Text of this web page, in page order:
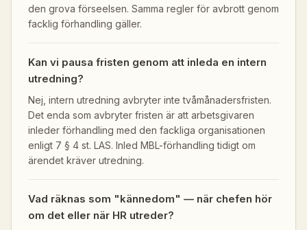
den grova förseelsen. Samma regler för avbrott genom
facklig förhandling gäller.
Kan vi pausa fristen genom att inleda en intern
utredning?
Nej, intern utredning avbryter inte tvåmånadersfristen.
Det enda som avbryter fristen är att arbetsgivaren
inleder förhandling med den fackliga organisationen
enligt 7 § 4 st. LAS. Inled MBL-förhandling tidigt om
ärendet kräver utredning.
Vad räknas som "kännedom" — när chefen hör
om det eller när HR utreder?